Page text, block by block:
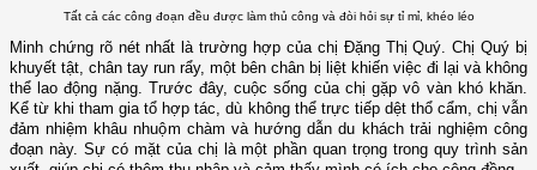
Tất cả các công đoạn đều được làm thủ công và đòi hỏi sự tỉ mỉ, khéo léo
Minh chứng rõ nét nhất là trường hợp của chị Đặng Thị Quý. Chị Quý bị
khuyết tật, chân tay run rẩy, một bên chân bị liệt khiến việc đi lại và không
thể lao động nặng. Trước đây, cuộc sống của chị gặp vô vàn khó khăn.
Kể từ khi tham gia tổ hợp tác, dù không thể trực tiếp dệt thổ cẩm, chị vẫn
đảm nhiệm khâu nhuộm chàm và hướng dẫn du khách trải nghiệm công
đoạn này. Sự có mặt của chị là một phần quan trọng trong quy trình sản